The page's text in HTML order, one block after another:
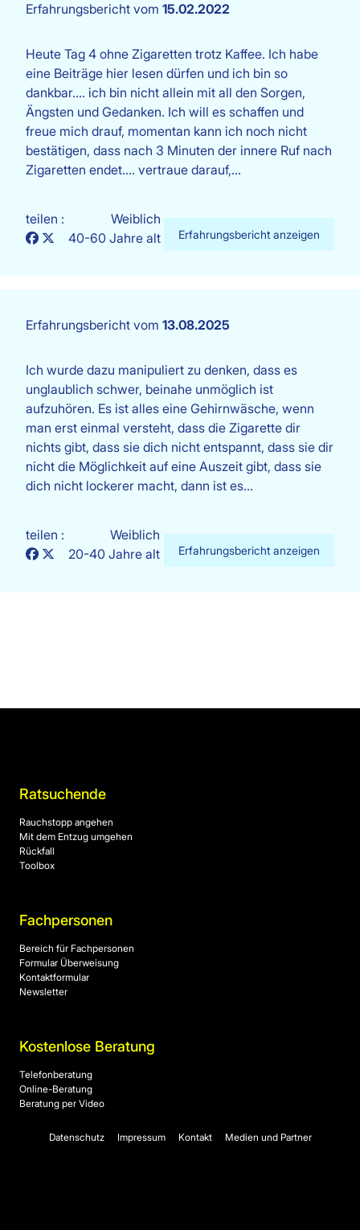
Erfahrungsbericht vom 15.02.2022
Heute Tag 4 ohne Zigaretten trotz Kaffee. Ich habe
eine Beiträge hier lesen dürfen und ich bin so
dankbar.... ich bin nicht allein mit all den Sorgen,
Ängsten und Gedanken. Ich will es schaffen und
freue mich drauf, momentan kann ich noch nicht
bestätigen, dass nach 3 Minuten der innere Ruf nach
Zigaretten endet.... vertraue darauf,…
teilen :
Erfahrungsbericht anzeigen
Weiblich
40-60 Jahre alt
Erfahrungsbericht vom 13.08.2025
Ich wurde dazu manipuliert zu denken, dass es
unglaublich schwer, beinahe unmöglich ist
aufzuhören. Es ist alles eine Gehirnwäsche, wenn
man erst einmal versteht, dass die Zigarette dir
nichts gibt, dass sie dich nicht entspannt, dass sie dir
nicht die Möglichkeit auf eine Auszeit gibt, dass sie
dich nicht lockerer macht, dann ist es…
teilen :
Erfahrungsbericht anzeigen
Weiblich
20-40 Jahre alt
Ratsuchende
Rauchstopp angehen
Mit dem Entzug umgehen
Rückfall
Toolbox
Fachpersonen
Bereich für Fachpersonen
Formular Überweisung
Kontaktformular
Newsletter
Kostenlose Beratung
Telefonberatung
Online-Beratung
Beratung per Video
Datenschutz Impressum Kontakt Medien und Partner